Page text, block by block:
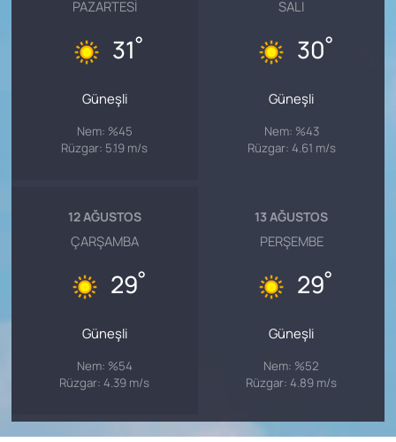
PAZARTESI
31°
Güneşli
Nem: %45
Rüzgar: 5.19 m/s
SALI
30°
Güneşli
Nem: %43
Rüzgar: 4.61 m/s
12 AĞUSTOS
ÇARŞAMBA
29°
Güneşli
Nem: %54
Rüzgar: 4.39 m/s
13 AĞUSTOS
PERŞEMBE
29°
Güneşli
Nem: %52
Rüzgar: 4.89 m/s